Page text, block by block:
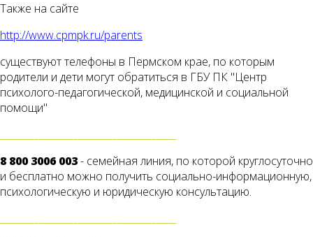
Также на сайте
http://www.cpmpk.ru/parents
существуют телефоны в Пермском крае, по которым
родители и дети могут обратиться в ГБУ ПК "Центр
психолого-педагогической, медицинской и социальной
помощи"
8 800 3006 003- семейная линия, по которой круглосуточно
и бесплатно можно получить социально-информационную,
психологическую и юридическую консультацию.